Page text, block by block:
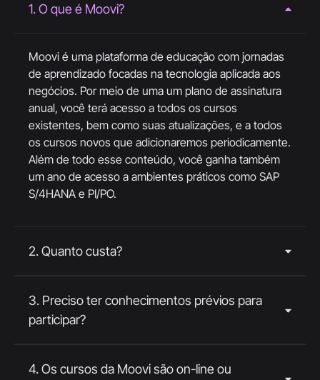
1. O que é Moovi?
Moovi é uma plataforma de educação com jornadas
de aprendizado focadas na tecnologia aplicada aos
negócios. Por meio de uma um plano de assinatura
anual, você terá acesso a todos os cursos
existentes, bem como suas atualizações, e a todos
os cursos novos que adicionaremos periodicamente.
Além de todo esse conteúdo, você ganha também
um ano de acesso a ambientes práticos como SAP
S/4HANA e PI/PO.
2. Quanto custa?
3. Preciso ter conhecimentos prévios para
participar?
4. Os cursos da Moovi são on-line ou